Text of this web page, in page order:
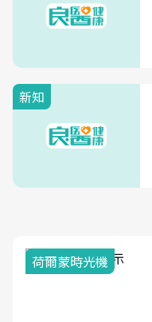
新知
荷爾蒙時光機